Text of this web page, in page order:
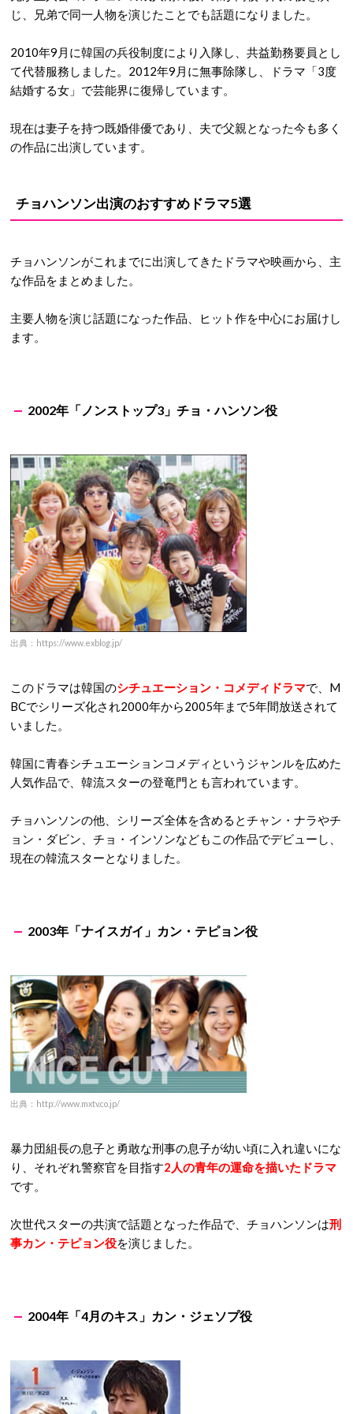
じ、兄弟で同一人物を演じたことでも話題になりました。
2010年9月に韓国の兵役制度により入隊し、共益勤務要員とし
て代替服務しました。2012年9月に無事除隊し、ドラマ「3度
結婚する女」で芸能界に復帰しています。
現在は妻子を持つ既婚俳優であり、夫で父親となった今も多く
の作品に出演しています。
チョハンソン出演のおすすめドラマ5選
チョハンソンがこれまでに出演してきたドラマや映画から、主
な作品をまとめました。
主要人物を演じ話題になった作品、ヒット作を中心にお届けし
ます。
2002年「ノンストップ3」チョ・ハンソン役
出典：https://www.exblog.jp/
このドラマは韓国のシチュエーション・コメディドラマで、M
BCでシリーズ化され2000年から2005年まで5年間放送されて
いました。
韓国に青春シチュエーションコメディというジャンルを広めた
人気作品で、韓流スターの登竜門とも言われています。
チョハンソンの他、シリーズ全体を含めるとチャン・ナラやチ
ョン・ダビン、チョ・インソンなどもこの作品でデビューし、
現在の韓流スターとなりました。
2003年「ナイスガイ」カン・テピョン役
出典：http://www.mxtv.co.jp/
暴力団組長の息子と勇敢な刑事の息子が幼い頃に入れ違いにな
り、それぞれ警察官を目指す2人の青年の運命を描いたドラマ
です。
次世代スターの共演で話題となった作品で、チョハンソンは刑
事カン・テピョン役を演じました。
2004年「4月のキス」カン・ジェソプ役